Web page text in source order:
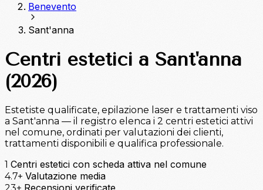
Benevento
Sant'anna
Centri estetici a Sant'anna
(2026)
Estetiste qualificate, epilazione laser e trattamenti viso
a Sant'anna — il registro elenca i 2 centri estetici attivi
nel comune, ordinati per valutazioni dei clienti,
trattamenti disponibili e qualifica professionale.
1 Centri estetici con scheda attiva nel comune
4.7+ Valutazione media